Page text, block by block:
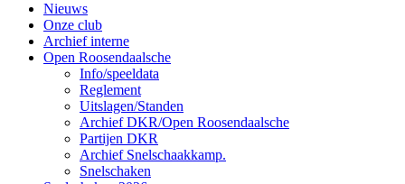
Nieuws
Onze club
Archief interne
Open Roosendaalsche
Info/speeldata
Reglement
Uitslagen/Standen
Archief DKR/Open Roosendaalsche
Partijen DKR
Archief Snelschaakkamp.
Snelschaken